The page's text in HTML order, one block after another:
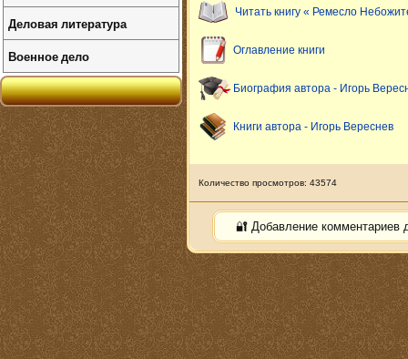
Читать книгу « Ремесло
Оглавление книги
Биография автора - Игорь
Книги автора - Игорь Вереснев
Количество просмотров: 43574
🔐 Добавление комментариев
Деловая литература
Военное дело